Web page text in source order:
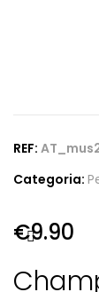
REF:
Categoria:
€9.90